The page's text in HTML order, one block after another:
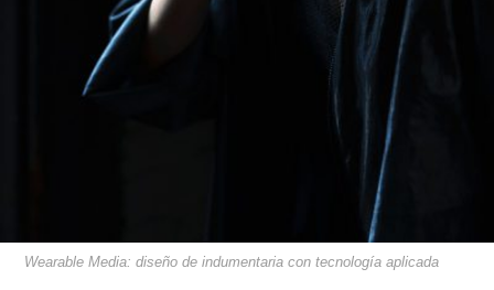
Wearable Media: diseño de indumentaria con tecnología aplicada